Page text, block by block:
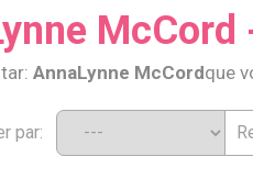
AnnaLynne McCordque
par: